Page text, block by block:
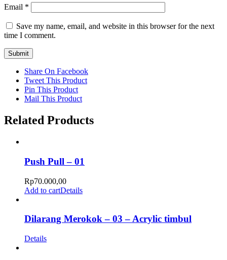
Email *
Save my name, email, and website in this browser for the next
time I comment.
Share On Facebook
Tweet This Product
Pin This Product
Mail This Product
Related Products
Push Pull – 01
Rp70.000,00
Add to cartDetails
Dilarang Merokok – 03 – Acrylic timbul
Details